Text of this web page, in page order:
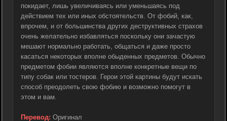
покидает, лишь увеличиваясь или уменьшаясь под
действием тех или иных обстоятельств. От фобий, как,
впрочем, и от большинства других деструктивных страхов
очень желательно избавляться поскольку они зачастую
мешают нормально работать, общаться и даже просто
касаться некоторых вполне обыденных предметов. Обычно
предметом фобии являются вполне конкретные вещи по
типу собак или тостеров. Герои этой картины будут искать
способ преодолеть свою фобию и возможно помогут в
этом и вам.
Перевод: Оригинал